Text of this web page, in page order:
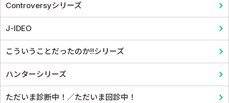
麻酔科学・ペインクリニック
Controversyシリーズ
J-IDEO
こういうことだったのか!!シリーズ
ハンターシリーズ
ただいま診断中！／ただいま回診中！